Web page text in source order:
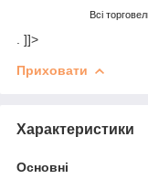
Всі
. ]]>
Приховати
Характеристики
Основні